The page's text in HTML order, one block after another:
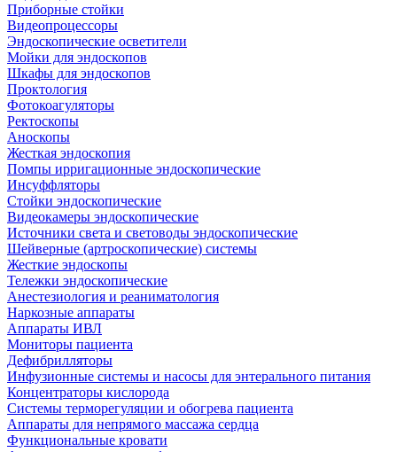
Приборные стойки
Видеопроцессоры
Эндоскопические осветители
Мойки для эндоскопов
Шкафы для эндоскопов
Проктология
Фотокоагуляторы
Ректоскопы
Аноскопы
Жесткая эндоскопия
Помпы ирригационные эндоскопические
Инсуффляторы
Стойки эндоскопические
Видеокамеры эндоскопические
Источники света и световоды эндоскопические
Шейверные (артроскопические) системы
Жесткие эндоскопы
Тележки эндоскопические
Анестезиология и реаниматология
Наркозные аппараты
Аппараты ИВЛ
Мониторы пациента
Дефибрилляторы
Инфузионные системы и насосы для энтерального питания
Концентраторы кислорода
Системы терморегуляции и обогрева пациента
Аппараты для непрямого массажа сердца
Функциональные кровати